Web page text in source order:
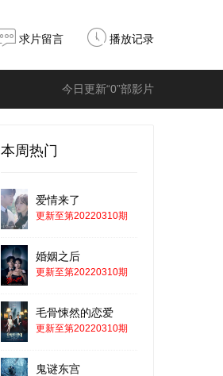
求片留言 播放记录
今日更新“0”部影片
本周热门
爱情来了
更新至第20220310期
婚姻之后
更新至第20220310期
毛骨悚然的恋爱
更新至第20220310期
鬼谜东宫